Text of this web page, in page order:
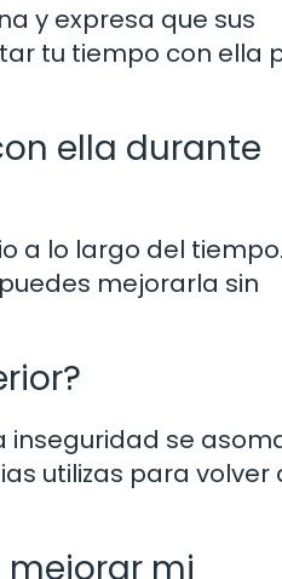
y expresa que sus
tu tiempo con ella
ella durante
a lo largo del tiempo.
mejorarla sin
se
utilizas para volver
mi